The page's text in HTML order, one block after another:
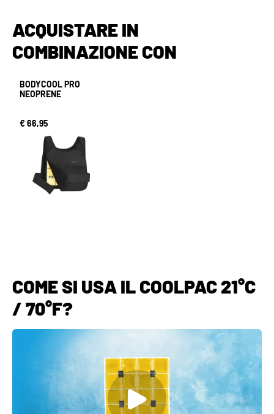
ACQUISTARE IN
COMBINAZIONE CON
BODYCOOL PRO
NEOPRENE
€ 66,95
COME SI USA IL COOLPAC 21°C
/ 70°F?